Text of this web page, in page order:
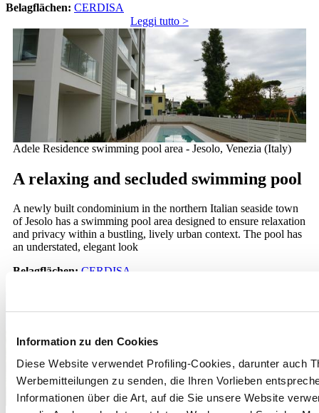
Information zu den Cookies
Diese Website verwendet Profiling-Cookies, darunter auch
Werbemitteilungen zu senden, die Ihren Vorlieben
Informationen über die Art, auf die Sie unsere Website
Belagflächen: CERDISA
Leggi tutto >
Adele Residence swimming pool area - Jesolo, Venezia (Italy)
A relaxing and secluded swimming pool
A newly built condominium in the northern Italian seaside town
of Jesolo has a swimming pool area designed to ensure relaxation
and privacy within a bustling, lively urban context. The pool has
an understated, elegant look
Belagflächen: CERDISA